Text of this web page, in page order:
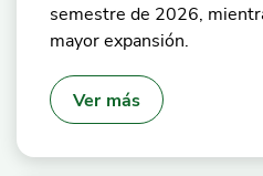
semestre de 2026,
mayor expansión.
Ver más